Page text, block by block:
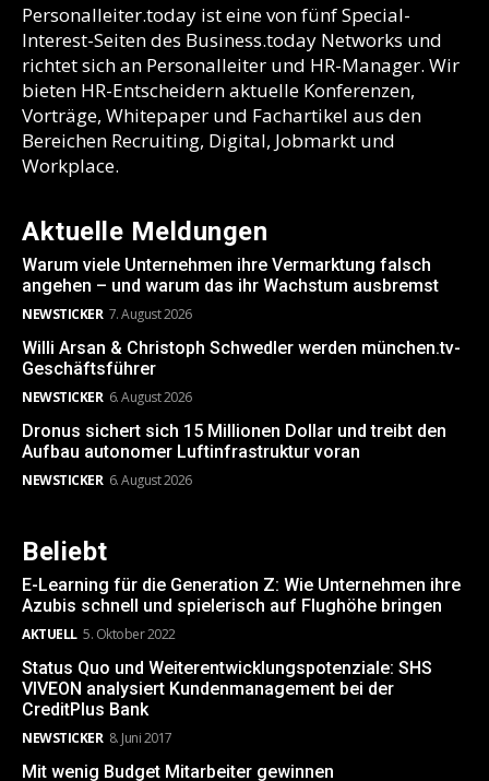
Personalleiter.today ist eine von fünf Special-
Interest-Seiten des Business.today Networks und
richtet sich an Personalleiter und HR-Manager. Wir
bieten HR-Entscheidern aktuelle Konferenzen,
Vorträge, Whitepaper und Fachartikel aus den
Bereichen Recruiting, Digital, Jobmarkt und
Workplace.
Aktuelle Meldungen
Warum viele Unternehmen ihre Vermarktung falsch
angehen – und warum das ihr Wachstum ausbremst
NEWSTICKER 7. August 2026
Willi Arsan & Christoph Schwedler werden münchen.tv-
Geschäftsführer
NEWSTICKER 6. August 2026
Dronus sichert sich 15 Millionen Dollar und treibt den
Aufbau autonomer Luftinfrastruktur voran
NEWSTICKER 6. August 2026
Beliebt
E-Learning für die Generation Z: Wie Unternehmen ihre
Azubis schnell und spielerisch auf Flughöhe bringen
AKTUELL 5. Oktober 2022
Status Quo und Weiterentwicklungspotenziale: SHS
VIVEON analysiert Kundenmanagement bei der
CreditPlus Bank
NEWSTICKER 8. Juni 2017
Mit wenig Budget Mitarbeiter gewinnen